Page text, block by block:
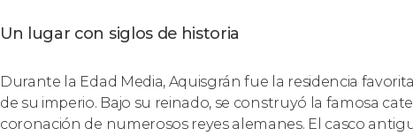
Un lugar con siglos de historia
Durante la Edad Media, Aquisgrán fue la residencia
de su imperio. Bajo su reinado, se construyó la famosa
coronación de numerosos reyes alemanes. El casco